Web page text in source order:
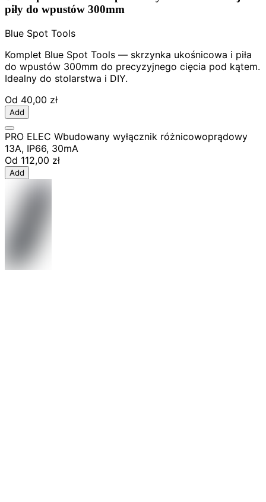
piły do wpustów 300mm
Blue Spot Tools
Komplet Blue Spot Tools — skrzynka ukośnicowa i piła
do wpustów 300mm do precyzyjnego cięcia pod kątem.
Idealny do stolarstwa i DIY.
Od 40,00 zł
Add
PRO ELEC Wbudowany wyłącznik różnicowoprądowy
13A, IP66, 30mA
Od 112,00 zł
Add